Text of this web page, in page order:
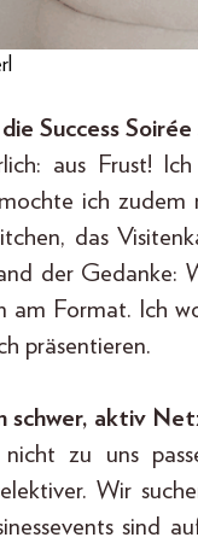
Success
aus Frust! Ich
ich
das
der Gedanke:
am Format. Ich
präsentieren.
aktiv
zu uns
Wir
sind